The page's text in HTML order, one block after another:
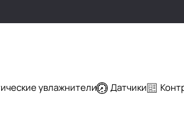
увлажнители Датчики